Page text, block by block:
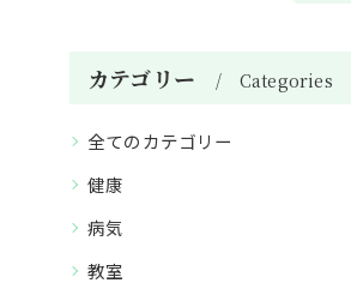
カテゴリー Categories
全てのカテゴリー
健康
病気
教室